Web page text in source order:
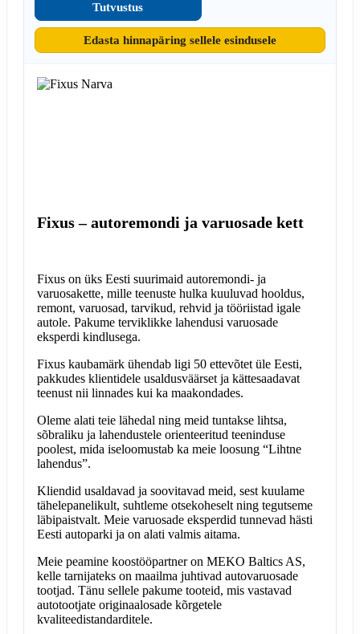
Tutvustus
Edasta hinnapäring sellele esindusele
Fixus – autoremondi ja varuosade kett
Fixus on üks Eesti suurimaid autoremondi- ja
varuosakette, mille teenuste hulka kuuluvad hooldus,
remont, varuosad, tarvikud, rehvid ja tööriistad igale
autole. Pakume terviklikke lahendusi varuosade
eksperdi kindlusega.
Fixus kaubamärk ühendab ligi 50 ettevõtet üle Eesti,
pakkudes klientidele usaldusväärset ja kättesaadavat
teenust nii linnades kui ka maakondades.
Oleme alati teie lähedal ning meid tuntakse lihtsa,
sõbraliku ja lahendustele orienteeritud teeninduse
poolest, mida iseloomustab ka meie loosung “Lihtne
lahendus”.
Kliendid usaldavad ja soovitavad meid, sest kuulame
tähelepanelikult, suhtleme otsekoheselt ning tegutseme
läbipaistvalt. Meie varuosade eksperdid tunnevad hästi
Eesti autoparki ja on alati valmis aitama.
Meie peamine koostööpartner on MEKO Baltics AS,
kelle tarnijateks on maailma juhtivad autovaruosade
tootjad. Tänu sellele pakume tooteid, mis vastavad
autotootjate originaalosade kõrgetele
kvaliteedistandarditele.